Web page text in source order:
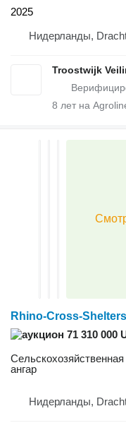
2025
Нидерланды,
Troostwijk
8 лет на
Rhino-Cross-
71 310 000
ангар
Нидерланды,